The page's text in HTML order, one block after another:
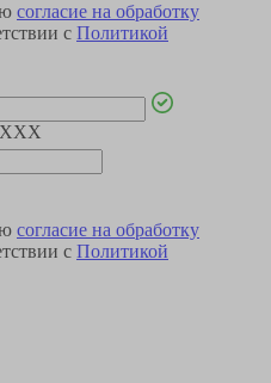
согласие на обработку
с Политикой
согласие на обработку
с Политикой